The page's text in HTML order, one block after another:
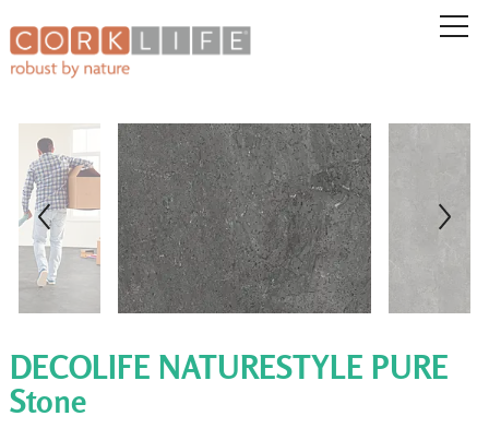
DECOLIFE NATURESTYLE PURE
Stone